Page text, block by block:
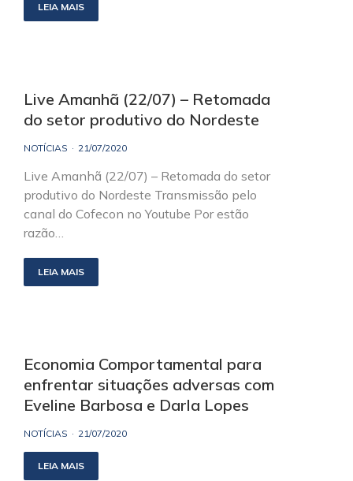
LEIA MAIS
Live Amanhã (22/07) – Retomada
do setor produtivo do Nordeste
NOTÍCIAS 21/07/2020
Live Amanhã (22/07) – Retomada do setor
produtivo do Nordeste Transmissão pelo
canal do Cofecon no Youtube Por estão
razão…
LEIA MAIS
Economia Comportamental para
enfrentar situações adversas com
Eveline Barbosa e Darla Lopes
NOTÍCIAS 21/07/2020
LEIA MAIS